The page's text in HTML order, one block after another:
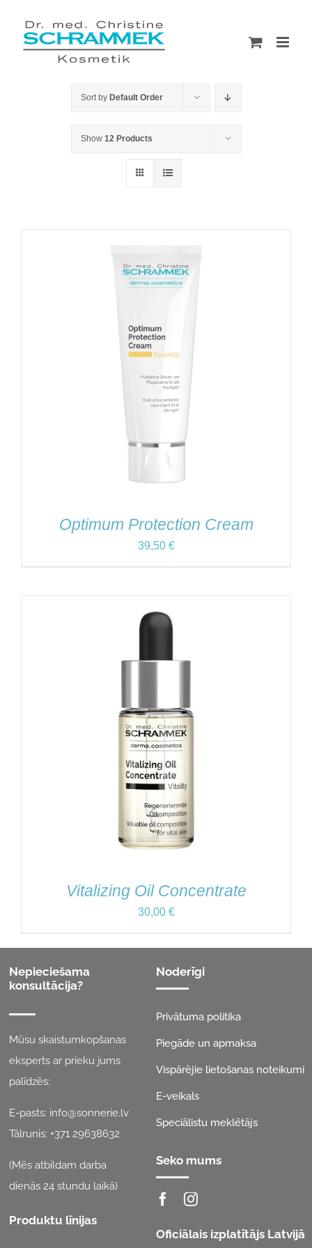
content
Sort by Default Order
Show 12 Products
Optimum Protection Cream
39,50 €
Vitalizing Oil Concentrate
30,00 €
Nepieciešama
konsultācija?
Mūsu skaistumkopšanas
eksperts ar prieku jums
palīdzēs:
E-pasts: info@sonnerie.lv
Tālrunis:+371 29638632
(Mēs atbildam darba
dienās 24 stundu laikā)
Produktu līnijas
Noderīgi
Privātuma politika
Piegāde un apmaksa
Vispārējie lietošanas noteikumi
E-veikals
Speciālistu meklētājs
Seko mums
Oficiālais izplatītājs Latvijā